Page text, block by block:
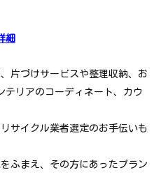
細
片づけサービスや整理収納、お
テリアのコーディネート、カウ
サイクル業者選定のお手伝いも
ふまえ、その方にあったプラン